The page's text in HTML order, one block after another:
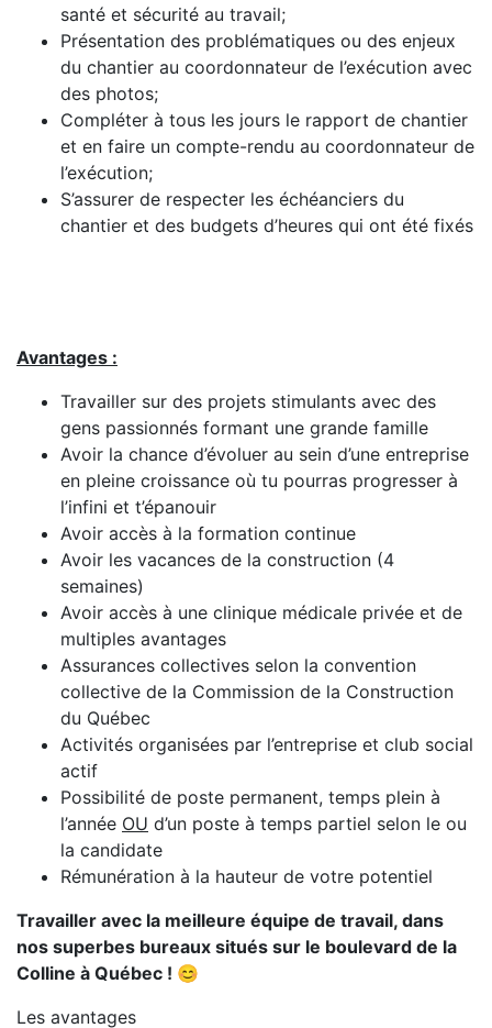
santé et sécurité au travail;
Présentation des problématiques ou des enjeux
du chantier au coordonnateur de l’exécution avec
des photos;
Compléter à tous les jours le rapport de chantier
et en faire un compte-rendu au coordonnateur de
l’exécution;
S’assurer de respecter les échéanciers du
chantier et des budgets d’heures qui ont été fixés
Avantages :
Travailler sur des projets stimulants avec des
gens passionnés formant une grande famille
Avoir la chance d’évoluer au sein d’une entreprise
en pleine croissance où tu pourras progresser à
l’infini et t’épanouir
Avoir accès à la formation continue
Avoir les vacances de la construction (4
semaines)
Avoir accès à une clinique médicale privée et de
multiples avantages
Assurances collectives selon la convention
collective de la Commission de la Construction
du Québec
Activités organisées par l’entreprise et club social
actif
Possibilité de poste permanent, temps plein à
l’année OU d’un poste à temps partiel selon le ou
la candidate
Rémunération à la hauteur de votre potentiel
Travailler avec la meilleure équipe de travail, dans
nos superbes bureaux situés sur le boulevard de la
Colline à Québec ! 😊
Les avantages